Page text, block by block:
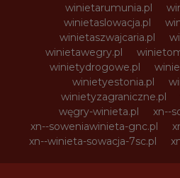
winietarumunia.pl
winietaslowacja.pl
winietaszwajcaria.pl
winietawegry.pl
winietydrogowe.pl
winietyestonia.pl
winietyzagraniczne.pl
węgry-winieta.pl
xn--
xn--soweniawinieta-gnc.pl
xn--winieta-sowacja-7sc.pl